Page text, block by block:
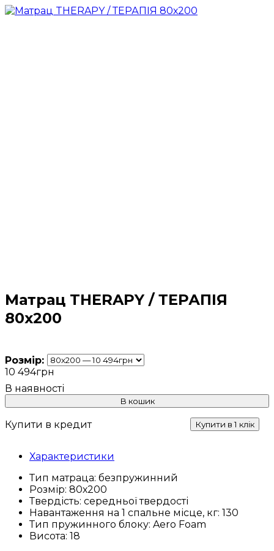
Матрац THERAPY / ТЕРАПІЯ
80х200
Розмір:
10 494грн
В кошик
Купити в кредит Купити в 1 клік
Характеристики
Тип матраца: безпружинний
Розмір: 80х200
Твердість: середньої твердості
Навантаження на 1 спальне місце, кг: 130
Тип пружинного блоку: Aero Foam
Висота: 18